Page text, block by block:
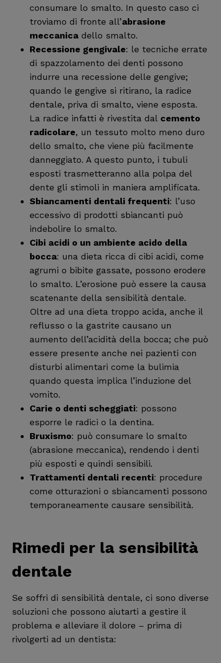
consumare lo smalto. In questo caso ci
troviamo di fronte all’abrasione
meccanica dello smalto.
Recessione gengivale: le tecniche errate
di spazzolamento dei denti possono
indurre una recessione delle gengive;
quando le gengive si ritirano, la radice
dentale, priva di smalto, viene esposta.
La radice infatti è rivestita dal cemento
radicolare, un tessuto molto meno duro
dello smalto, che viene più facilmente
danneggiato. A questo punto, i tubuli
esposti trasmetteranno alla polpa del
dente gli stimoli in maniera amplificata.
Sbiancamenti dentali frequenti: l’uso
eccessivo di prodotti sbiancanti può
indebolire lo smalto.
Cibi acidi o un ambiente acido della
bocca: una dieta ricca di cibi acidi, come
agrumi o bibite gassate, possono erodere
lo smalto. L’erosione può essere la causa
scatenante della sensibilità dentale.
Oltre ad una dieta troppo acida, anche il
reflusso o la gastrite causano un
aumento dell’acidità della bocca; che può
essere presente anche nei pazienti con
disturbi alimentari come la bulimia
quando questa implica l’induzione del
vomito.
Carie o denti scheggiati: possono
esporre le radici o la dentina.
Bruxismo: può consumare lo smalto
(abrasione meccanica), rendendo i denti
più esposti e quindi sensibili.
Trattamenti dentali recenti: procedure
come otturazioni o sbiancamenti possono
temporaneamente causare sensibilità.
Rimedi per la sensibilità
dentale
Se soffri di sensibilità dentale, ci sono diverse
soluzioni che possono aiutarti a gestire il
problema e alleviare il dolore – prima di
rivolgerti ad un dentista: